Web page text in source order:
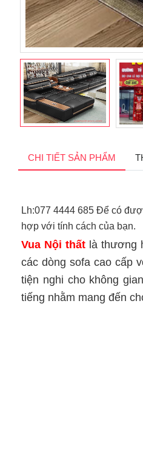
CHI TIẾT SẢN PHẨM
Lh:077 4444 685 Để có
hợp với tính cách của bạn.
Vua Nội thất là thương
các dòng sofa cao cấp
tiện nghi cho không
tiếng nhằm mang đến